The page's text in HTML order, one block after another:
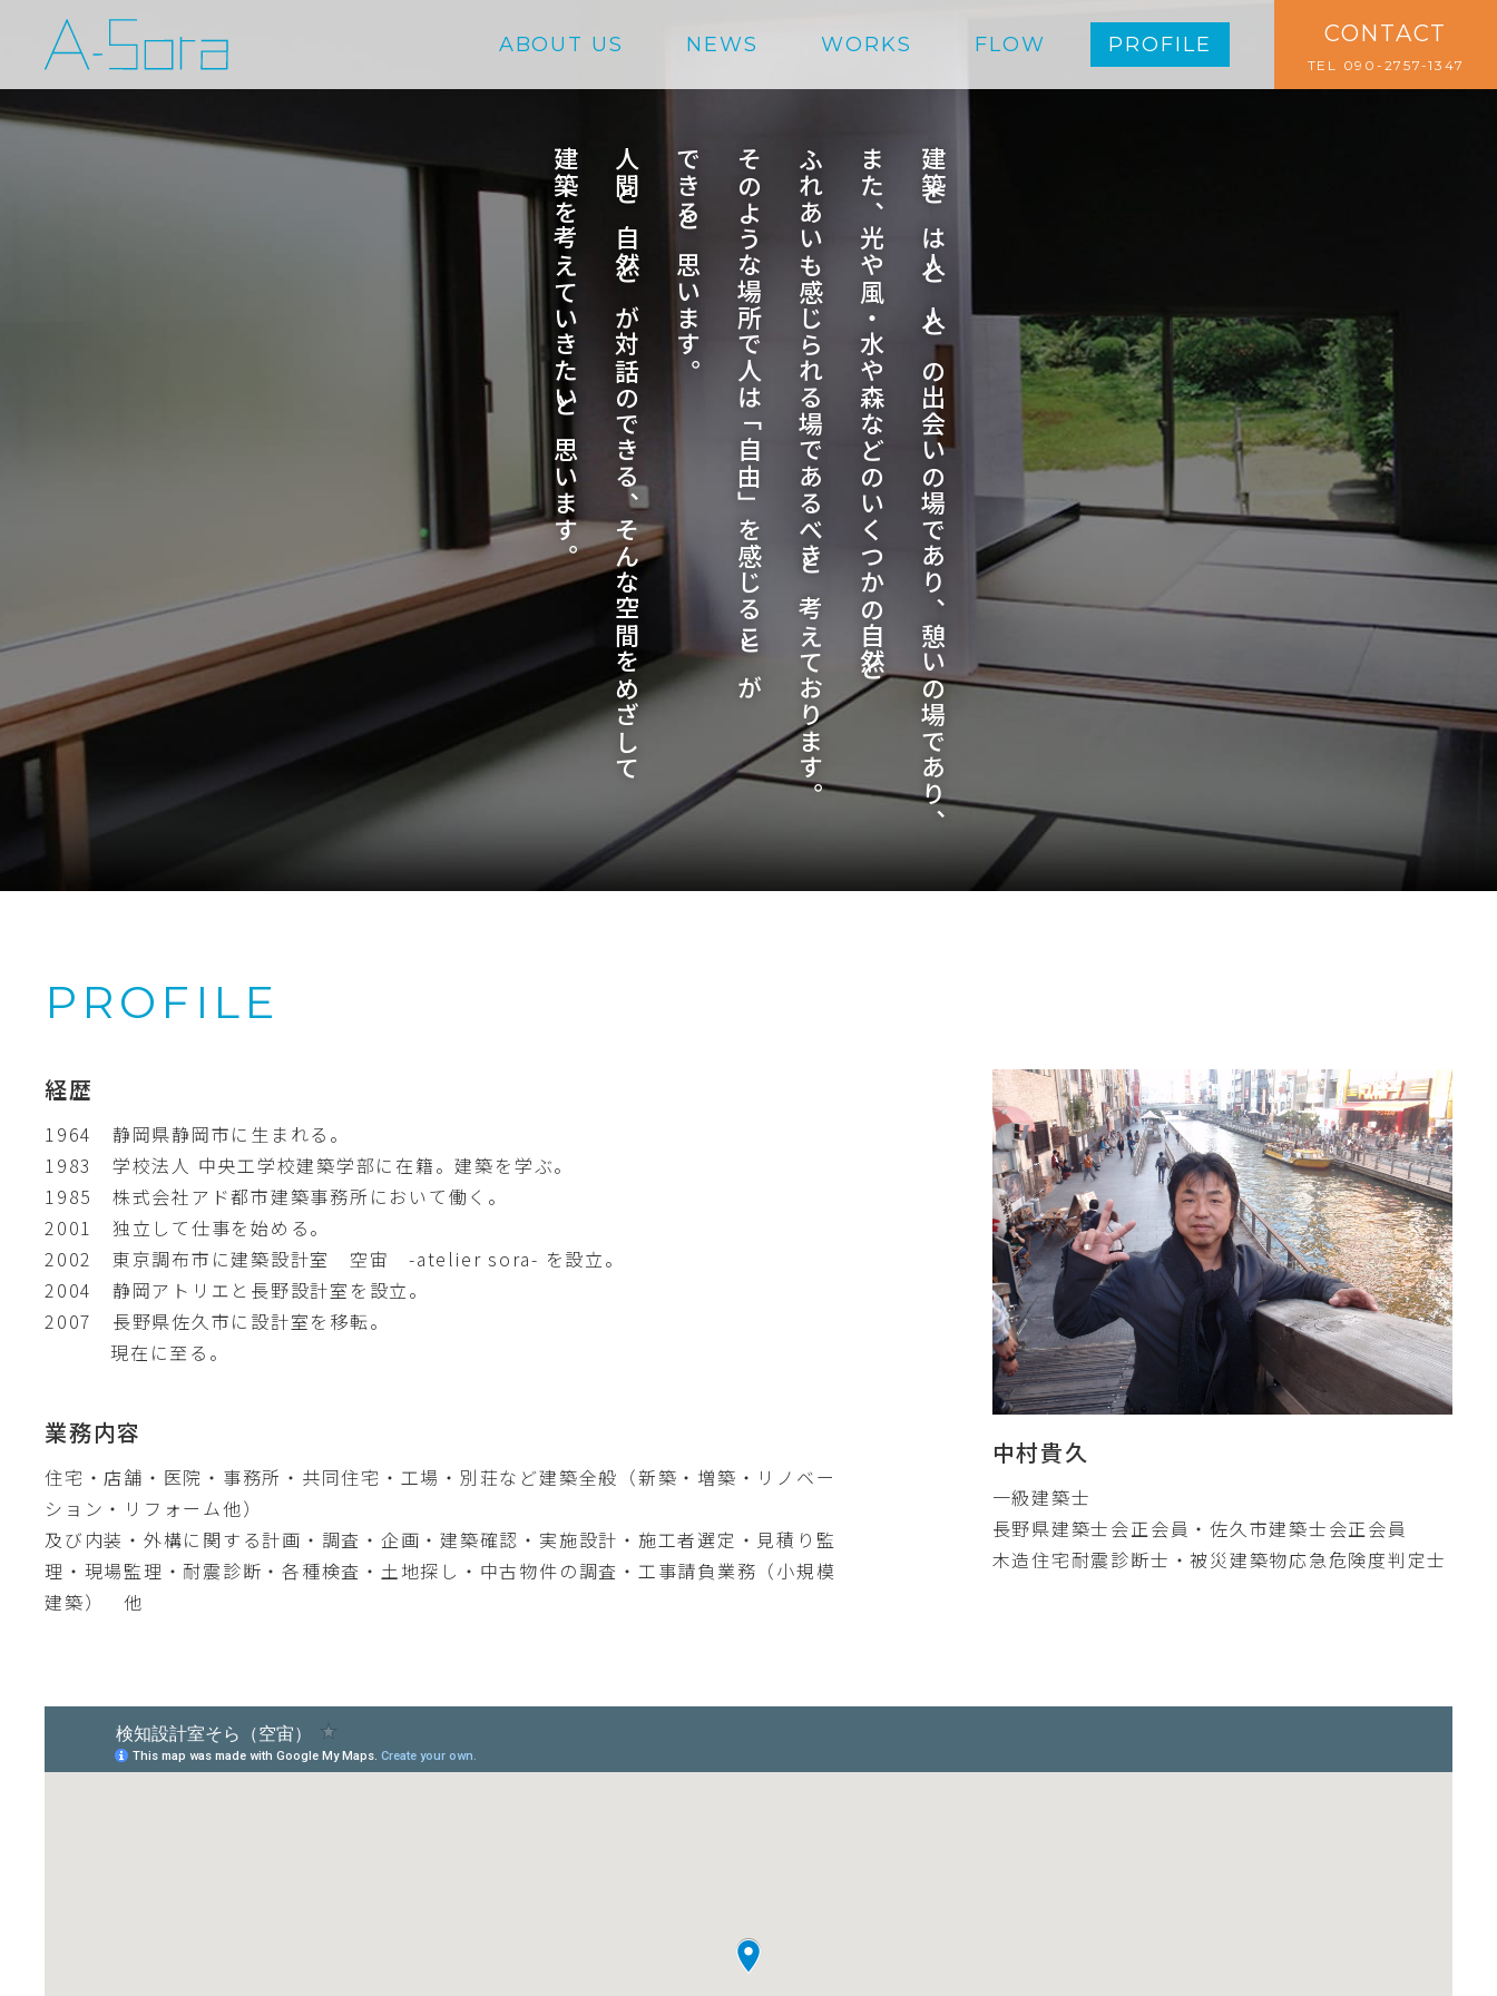
ABOUT US NEWS WORKS FLOW PROFILE CONTACT
TEL 090-2757-1347
建築とは人と人との出会いの場であり、憩いの場であり、
また、光や風・水や森などのいくつかの自然と
ふれあいも感じられる場であるべきと考えております。
そのような場所で人は「自由」を感じることが
できると思います。
人間と自然とが対話のできる、そんな空間をめざして
建築を考えていきたいと思います。
PROFILE
中村貴久
一級建築士
長野県建築士会正会員・佐久市建築士会正会員
木造住宅耐震診断士・被災建築物応急危険度判定士
経歴
1964 静岡県静岡市に生まれる。
1983 学校法人 中央工学校建築学部に在籍。建築を学ぶ。
1985 株式会社アド都市建築事務所において働く。
2001 独立して仕事を始める。
2002 東京調布市に建築設計室 空宙 -atelier sora- を設立。
2004 静岡アトリエと長野設計室を設立。
2007 長野県佐久市に設計室を移転。
現在に至る。
業務内容
住宅・店舗・医院・事務所・共同住宅・工場・別荘など建築全般（新築・増築・リノベー
ション・リフォーム他）
及び内装・外構に関する計画・調査・企画・建築確認・実施設計・施工者選定・見積り監
理・現場監理・耐震診断・各種検査・土地探し・中古物件の調査・工事請負業務（小規模
建築） 他